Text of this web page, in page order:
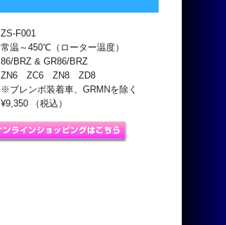
ZS-F001
常温～450℃（ローター温度）
86/BRZ & GR86/BRZ
ZN6 ZC6 ZN8 ZD8
※ブレンボ装着車、GRMNを除く
¥9,350 （税込）